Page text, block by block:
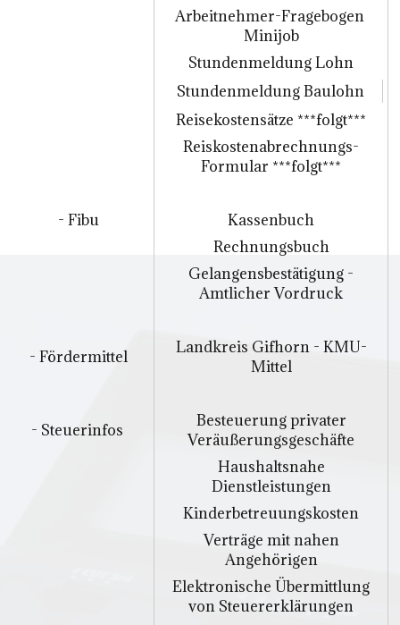
Arbeitnehmer-Fragebogen
Minijob
Stundenmeldung Lohn
Stundenmeldung Baulohn
Reisekostensätze ***folgt***
Reiskostenabrechnungs-
Formular ***folgt***
- Fibu
Kassenbuch
Rechnungsbuch
Gelangensbestätigung -
Amtlicher Vordruck
- Fördermittel
Landkreis Gifhorn - KMU-
Mittel
- Steuerinfos
Besteuerung privater
Veräußerungsgeschäfte
Haushaltsnahe
Dienstleistungen
Kinderbetreuungskosten
Verträge mit nahen
Angehörigen
Elektronische Übermittlung
von Steuererklärungen